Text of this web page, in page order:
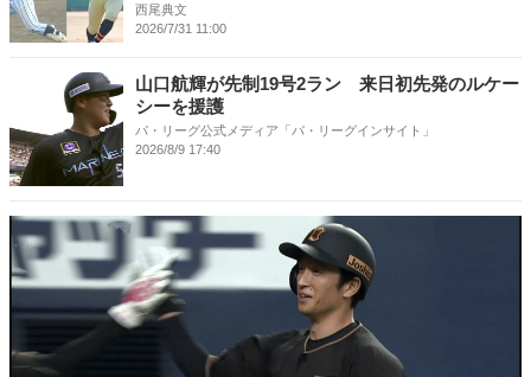
西尾典文
2026/7/31 11:00
山口航輝が先制19号2ラン 来日初先発のルケー
シーを援護
パ・リーグ公式メディア「パ・リーグインサイト」
2026/8/9 17:40